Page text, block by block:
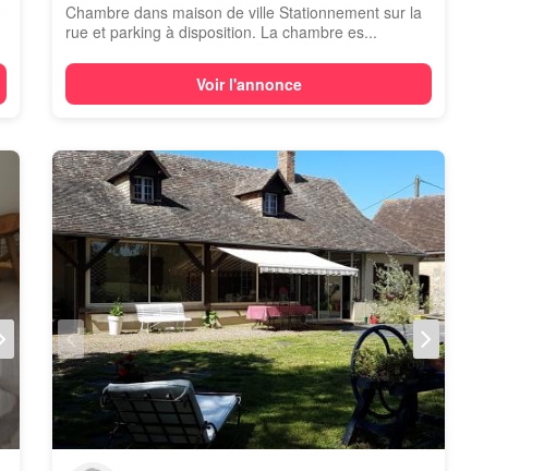
Chambre dans maison de ville Stationnement sur la
rue et parking à disposition. La chambre es...
Voir l'annonce